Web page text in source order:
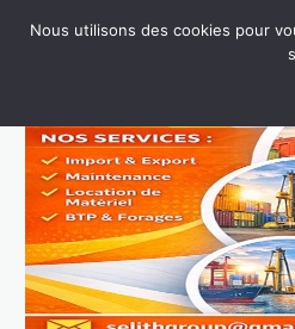
Nous utilisons des cookies pour